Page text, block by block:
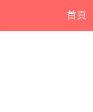
content
首頁